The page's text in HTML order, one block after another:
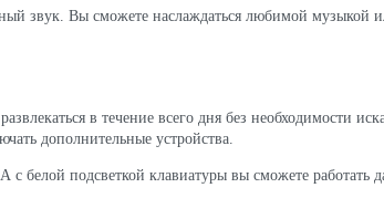
звук. Вы сможете наслаждаться любимой музыкой
в течение всего дня без необходимости
дополнительные устройства.
белой подсветкой клавиатуры вы сможете работать